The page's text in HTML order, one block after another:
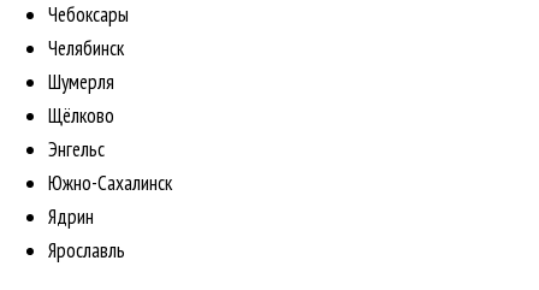
Чебоксары
Челябинск
Шумерля
Щёлково
Энгельс
Южно-Сахалинск
Ядрин
Ярославль